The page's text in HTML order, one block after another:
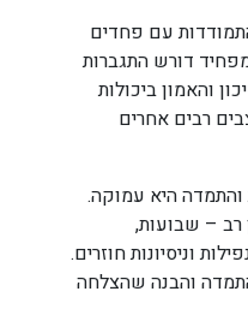
עם פחדים
דורש התגברות
והאמון ביכולות
רבים אחרים
היא עמוקה.
רב – שבועות,
וניסיונות חוזרים.
והבנה שהצלחה